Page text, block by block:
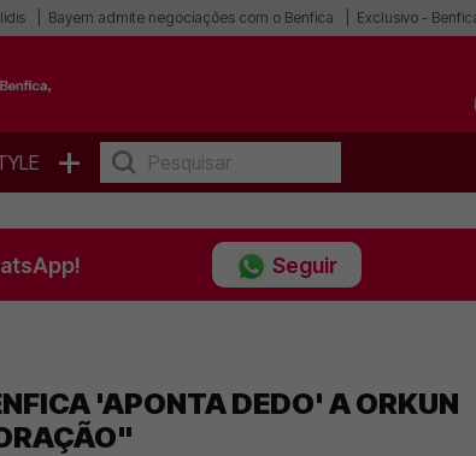
Bayern admite negociações com o Benfica Exclusivo -
+
Seguir
'APONTA DEDO' A ORKUN